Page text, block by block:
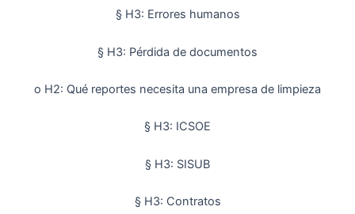
§ H3: Errores humanos
§ H3: Pérdida de documentos
o H2: Qué reportes necesita una empresa de limpieza
§ H3: ICSOE
§ H3: SISUB
§ H3: Contratos